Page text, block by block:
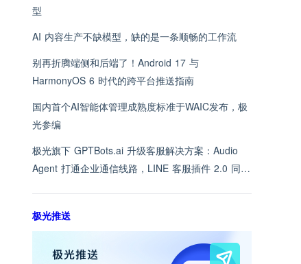
型
AI 内容生产不缺模型，缺的是一条顺畅的工作流
别再折腾端侧和后端了！Android 17 与
HarmonyOS 6 时代的跨平台推送指南
国内首个AI智能体管理成熟度标准于WAIC发布，极
光参编
极光旗下 GPTBots.ai 升级客服解决方案：Audio
Agent 打通企业通信线路，LINE 客服插件 2.0 同步
极光推送